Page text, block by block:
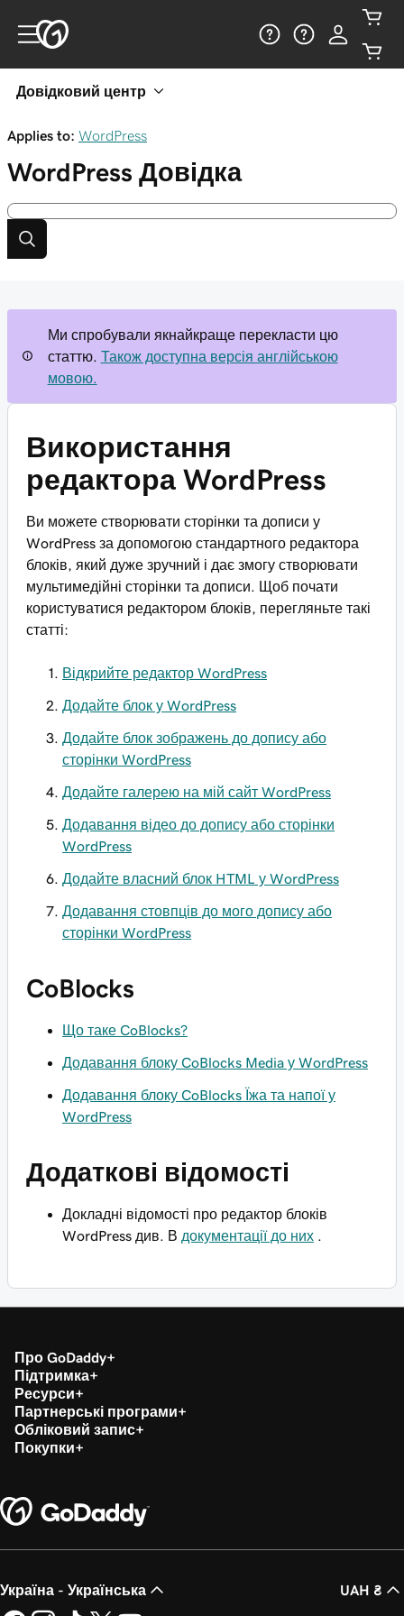
Довідковий центр
Applies to: WordPress
WordPress Довідка
Ми спробували якнайкраще перекласти цю
статтю. Також доступна версія англійською
мовою.
Використання
редактора WordPress
Ви можете створювати сторінки та дописи у
WordPress за допомогою стандартного редактора
блоків, який дуже зручний і дає змогу створювати
мультимедійні сторінки та дописи. Щоб почати
користуватися редактором блоків, перегляньте такі
статті:
Відкрийте редактор WordPress
Додайте блок у WordPress
Додайте блок зображень до допису або
сторінки WordPress
Додайте галерею на мій сайт WordPress
Додавання відео до допису або сторінки
WordPress
Додайте власний блок HTML у WordPress
Додавання стовпців до мого допису або
сторінки WordPress
CoBlocks
Що таке CoBlocks?
Додавання блоку CoBlocks Media у WordPress
Додавання блоку CoBlocks Їжа та напої у
WordPress
Додаткові відомості
Докладні відомості про редактор блоків
WordPress див. В документації до них
Про GoDaddy
Підтримка
Ресурси
Партнерські програми
Обліковий запис
Покупки
Україна - Українська UAH ₴